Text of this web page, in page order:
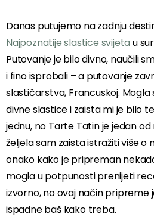
Danas putujemo na zadnju
Najpoznatije slastice svijeta u
Putovanje je bilo divno, naučili
i fino isprobali – a putovanje
slastičarstva, Francuskoj.
divne slastice i zaista mi je bilo
jednu, no Tarte Tatin je jedan
željela sam zaista istražiti više o
onako kako je pripreman
mogla u potpunosti prenijeti
izvorno, no ovaj način pripreme
ispadne baš kako treba.